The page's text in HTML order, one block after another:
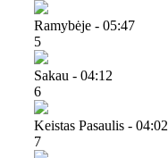
Ramybėje - 05:47
5
Sakau - 04:12
6
Keistas Pasaulis - 04:02
7